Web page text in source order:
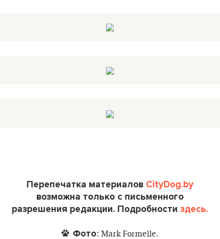
Перепечатка материалов CityDog.by
возможна только с письменного
разрешения редакции. Подробности здесь.
Фото: Mark Formelle.